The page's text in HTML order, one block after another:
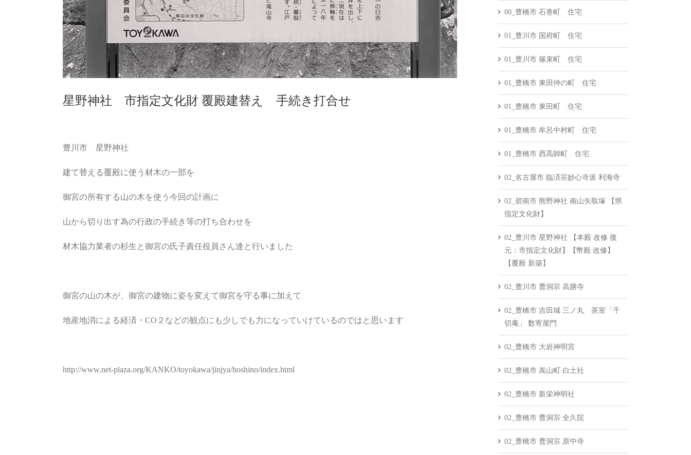
星野神社 市指定文化財 覆殿建替え 手続き打合せ
豊川市 星野神社
建て替える覆殿に使う材木の一部を
御宮の所有する山の木を使う今回の計画に
山から切り出す為の行政の手続き等の打ち合わせを
材木協力業者の杉生と御宮の氏子責任役員さん達と行いました
御宮の山の木が、御宮の建物に姿を変えて御宮を守る事に加えて
地産地消による経済・CO２などの観点にも少しでも力になっていけているのではと思います
http://www.net-plaza.org/KANKO/toyokawa/jinjya/hoshino/index.html
00_豊橋市 石巻町 住宅
01_豊川市 国府町 住宅
01_豊川市 篠束町 住宅
01_豊橋市 東田仲の町 住宅
01_豊橋市 東田町 住宅
01_豊橋市 牟呂中村町 住宅
01_豊橋市 西高師町 住宅
02_名古屋市 臨済宗妙心寺派 利海寺
02_碧南市 熊野神社 南山矢取塚 【県
指定文化財】
02_豊川市 星野神社 【本殿 改修 復
元：市指定文化財】【幣殿 改修】
【覆殿 新築】
02_豊川市 曹洞宗 高膳寺
02_豊橋市 吉田城 三ノ丸 茶室「千
切庵」 数寄屋門
02_豊橋市 大岩神明宮
02_豊橋市 嵩山町 白土社
02_豊橋市 新栄神明社
02_豊橋市 曹洞宗 全久院
02_豊橋市 曹洞宗 原中寺